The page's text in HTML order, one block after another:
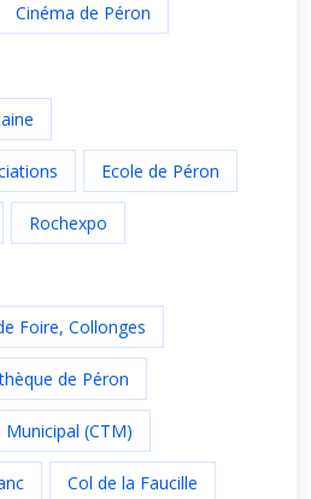
Cinéma de Péron
Ecole de Péron
Rochexpo
Foire, Collonges
de Péron
(CTM)
Col de la Faucille